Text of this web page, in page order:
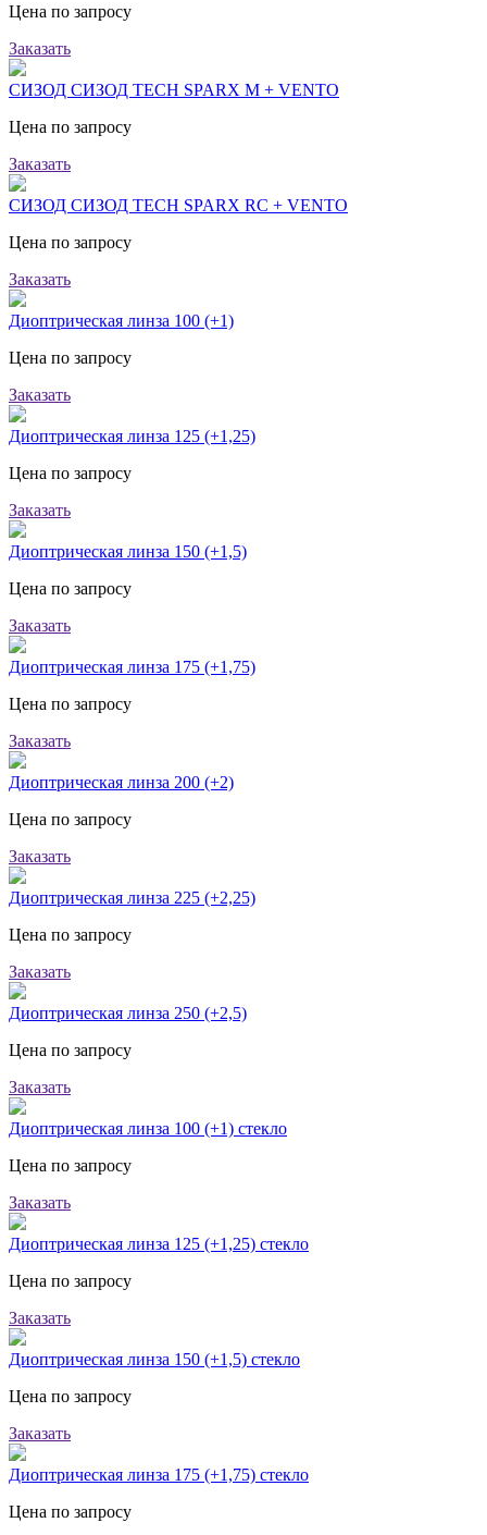
Цена по запросу
Заказать
СИЗОД СИЗОД TECH SPARX M + VENTO
Цена по запросу
Заказать
СИЗОД СИЗОД TECH SPARX RC + VENTO
Цена по запросу
Заказать
Диоптрическая линза 100 (+1)
Цена по запросу
Заказать
Диоптрическая линза 125 (+1,25)
Цена по запросу
Заказать
Диоптрическая линза 150 (+1,5)
Цена по запросу
Заказать
Диоптрическая линза 175 (+1,75)
Цена по запросу
Заказать
Диоптрическая линза 200 (+2)
Цена по запросу
Заказать
Диоптрическая линза 225 (+2,25)
Цена по запросу
Заказать
Диоптрическая линза 250 (+2,5)
Цена по запросу
Заказать
Диоптрическая линза 100 (+1) стекло
Цена по запросу
Заказать
Диоптрическая линза 125 (+1,25) стекло
Цена по запросу
Заказать
Диоптрическая линза 150 (+1,5) стекло
Цена по запросу
Заказать
Диоптрическая линза 175 (+1,75) стекло
Цена по запросу